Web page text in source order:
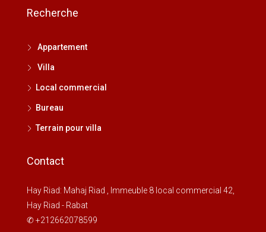
Recherche
Appartement
Villa
Local commercial
Bureau
Terrain pour villa
Contact
Hay Riad: Mahaj Riad , Immeuble 8 local commercial 42,
Hay Riad - Rabat
✆ +212662078599